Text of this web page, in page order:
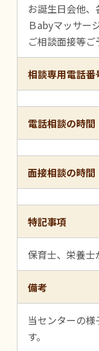
お誕生日会他、
Ｂabyマッサー
ご相談面接等ご
相談専用電話番
電話相談の時間
面接相談の時間
特記事項
保育士、栄養
備考
当センターの
す。